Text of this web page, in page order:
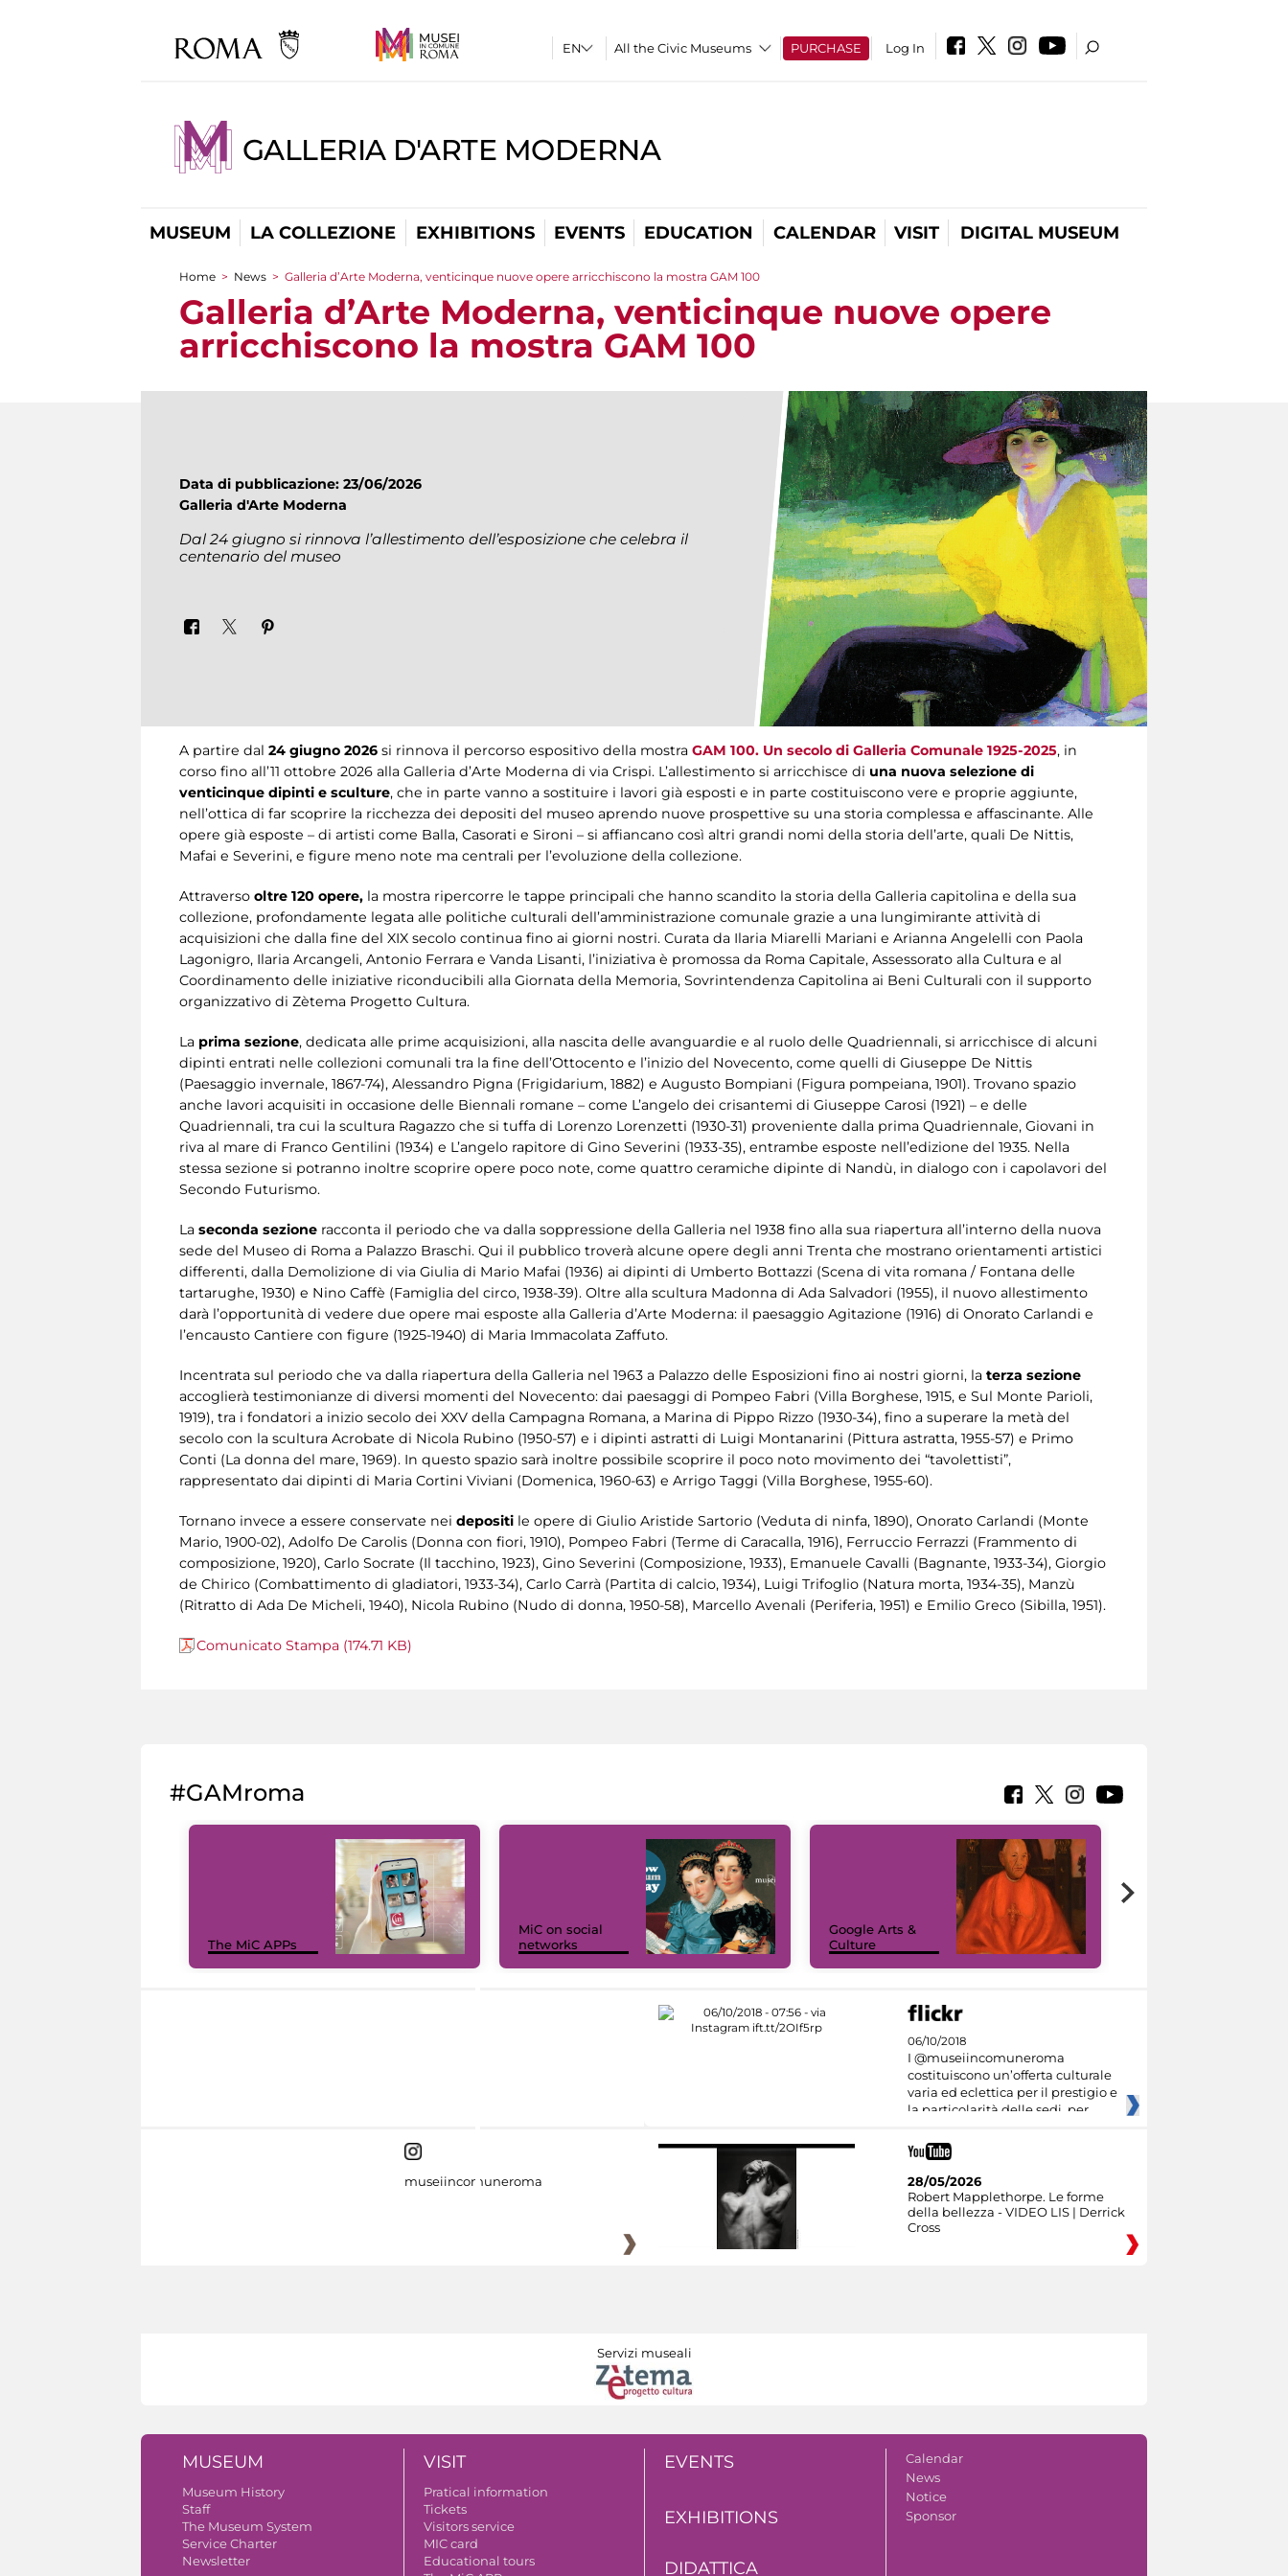
All the Civic Museums PURCHASE Log In
GALLERIA D'ARTE MODERNA
MUSEUM LA COLLEZIONE EXHIBITIONS EVENTS EDUCATION CALENDAR VISIT DIGITAL MUSEUM
You are here
Home > News > Galleria d’Arte Moderna, venticinque nuove opere arricchiscono la mostra GAM 100
Galleria d’Arte Moderna, venticinque nuove opere
arricchiscono la mostra GAM 100
Data di pubblicazione: 23/06/2026
Galleria d'Arte Moderna
Dal 24 giugno si rinnova l’allestimento dell’esposizione che celebra il
centenario del museo
A partire dal 24 giugno 2026 si rinnova il percorso espositivo della mostra GAM 100. Un secolo di Galleria Comunale 1925-2025, in
corso fino all’11 ottobre 2026 alla Galleria d’Arte Moderna di via Crispi. L’allestimento si arricchisce di una nuova selezione di
venticinque dipinti e sculture, che in parte vanno a sostituire i lavori già esposti e in parte costituiscono vere e proprie aggiunte,
nell’ottica di far scoprire la ricchezza dei depositi del museo aprendo nuove prospettive su una storia complessa e affascinante. Alle
opere già esposte – di artisti come Balla, Casorati e Sironi – si affiancano così altri grandi nomi della storia dell’arte, quali De Nittis,
Mafai e Severini, e figure meno note ma centrali per l’evoluzione della collezione.
Attraverso oltre 120 opere, la mostra ripercorre le tappe principali che hanno scandito la storia della Galleria capitolina e della sua
collezione, profondamente legata alle politiche culturali dell’amministrazione comunale grazie a una lungimirante attività di
acquisizioni che dalla fine del XIX secolo continua fino ai giorni nostri. Curata da Ilaria Miarelli Mariani e Arianna Angelelli con Paola
Lagonigro, Ilaria Arcangeli, Antonio Ferrara e Vanda Lisanti, l’iniziativa è promossa da Roma Capitale, Assessorato alla Cultura e al
Coordinamento delle iniziative riconducibili alla Giornata della Memoria, Sovrintendenza Capitolina ai Beni Culturali con il supporto
organizzativo di Zètema Progetto Cultura.
La prima sezione, dedicata alle prime acquisizioni, alla nascita delle avanguardie e al ruolo delle Quadriennali, si arricchisce di alcuni
dipinti entrati nelle collezioni comunali tra la fine dell’Ottocento e l’inizio del Novecento, come quelli di Giuseppe De Nittis
(Paesaggio invernale, 1867-74), Alessandro Pigna (Frigidarium, 1882) e Augusto Bompiani (Figura pompeiana, 1901). Trovano spazio
anche lavori acquisiti in occasione delle Biennali romane – come L’angelo dei crisantemi di Giuseppe Carosi (1921) – e delle
Quadriennali, tra cui la scultura Ragazzo che si tuffa di Lorenzo Lorenzetti (1930-31) proveniente dalla prima Quadriennale, Giovani in
riva al mare di Franco Gentilini (1934) e L’angelo rapitore di Gino Severini (1933-35), entrambe esposte nell’edizione del 1935. Nella
stessa sezione si potranno inoltre scoprire opere poco note, come quattro ceramiche dipinte di Nandù, in dialogo con i capolavori del
Secondo Futurismo.
La seconda sezione racconta il periodo che va dalla soppressione della Galleria nel 1938 fino alla sua riapertura all’interno della nuova
sede del Museo di Roma a Palazzo Braschi. Qui il pubblico troverà alcune opere degli anni Trenta che mostrano orientamenti artistici
differenti, dalla Demolizione di via Giulia di Mario Mafai (1936) ai dipinti di Umberto Bottazzi (Scena di vita romana / Fontana delle
tartarughe, 1930) e Nino Caffè (Famiglia del circo, 1938-39). Oltre alla scultura Madonna di Ada Salvadori (1955), il nuovo allestimento
darà l’opportunità di vedere due opere mai esposte alla Galleria d’Arte Moderna: il paesaggio Agitazione (1916) di Onorato Carlandi e
l’encausto Cantiere con figure (1925-1940) di Maria Immacolata Zaffuto.
Incentrata sul periodo che va dalla riapertura della Galleria nel 1963 a Palazzo delle Esposizioni fino ai nostri giorni, la terza sezione
accoglierà testimonianze di diversi momenti del Novecento: dai paesaggi di Pompeo Fabri (Villa Borghese, 1915, e Sul Monte Parioli,
1919), tra i fondatori a inizio secolo dei XXV della Campagna Romana, a Marina di Pippo Rizzo (1930-34), fino a superare la metà del
secolo con la scultura Acrobate di Nicola Rubino (1950-57) e i dipinti astratti di Luigi Montanarini (Pittura astratta, 1955-57) e Primo
Conti (La donna del mare, 1969). In questo spazio sarà inoltre possibile scoprire il poco noto movimento dei “tavolettisti”,
rappresentato dai dipinti di Maria Cortini Viviani (Domenica, 1960-63) e Arrigo Taggi (Villa Borghese, 1955-60).
Tornano invece a essere conservate nei depositi le opere di Giulio Aristide Sartorio (Veduta di ninfa, 1890), Onorato Carlandi (Monte
Mario, 1900-02), Adolfo De Carolis (Donna con fiori, 1910), Pompeo Fabri (Terme di Caracalla, 1916), Ferruccio Ferrazzi (Frammento di
composizione, 1920), Carlo Socrate (Il tacchino, 1923), Gino Severini (Composizione, 1933), Emanuele Cavalli (Bagnante, 1933-34), Giorgio
de Chirico (Combattimento di gladiatori, 1933-34), Carlo Carrà (Partita di calcio, 1934), Luigi Trifoglio (Natura morta, 1934-35), Manzù
(Ritratto di Ada De Micheli, 1940), Nicola Rubino (Nudo di donna, 1950-58), Marcello Avenali (Periferia, 1951) e Emilio Greco (Sibilla, 1951).
Comunicato Stampa (174.71 KB)
#GAMroma
The MiC APPs
MiC on social
networks
Google Arts &
Culture
06/10/2018
I @museiincomuneroma
costituiscono un’offerta culturale
varia ed eclettica per il prestigio e
la particolarità delle sedi, per
museiincomuneroma
28/05/2026
Robert Mapplethorpe. Le forme
della bellezza - VIDEO LIS | Derrick
Cross
Servizi museali
MUSEUM
Museum History
Staff
The Museum System
Service Charter
Newsletter
VISIT
Pratical information
Tickets
Visitors service
MIC card
Educational tours
EVENTS
EXHIBITIONS
DIDATTICA
Calendar
News
Notice
Sponsor